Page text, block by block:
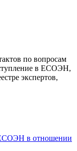
по вопросам
в ЕСОЭН,
экспертов,
в отношении